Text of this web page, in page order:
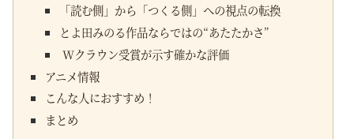
「読む側」から「つくる側」への視点の転換
とよ田みのる作品ならではの“あたたかさ”
Wクラウン受賞が示す確かな評価
アニメ情報
こんな人におすすめ！
まとめ